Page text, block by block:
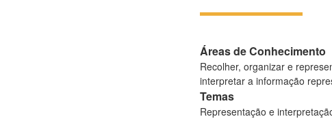
Áreas de Conhecimento
Recolher, organizar e
interpretar a informação
Temas
Representação e